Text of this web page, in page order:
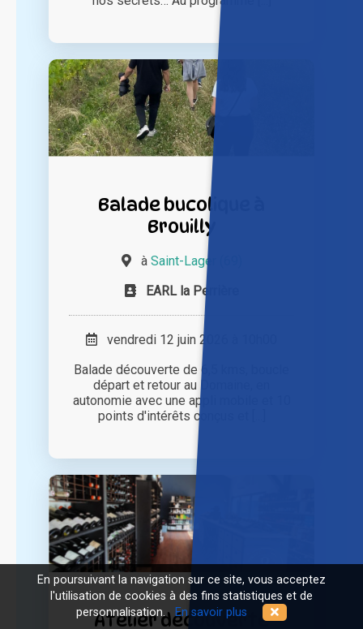
Balade bucolique à
Brouilly
à Saint-Lager (69)
EARL la Perrière
vendredi 12 juin 2026 à 10h00
Balade découverte de 6,5 kms, boucle
départ et retour au Domaine, en
autonomie avec une appli mobile et 10
points d'intérêts conçus et [...]
Atelier découverte
En poursuivant la navigation sur ce site, vous acceptez
l'utilisation de cookies à des fins statistiques et de
personnalisation. En savoir plus